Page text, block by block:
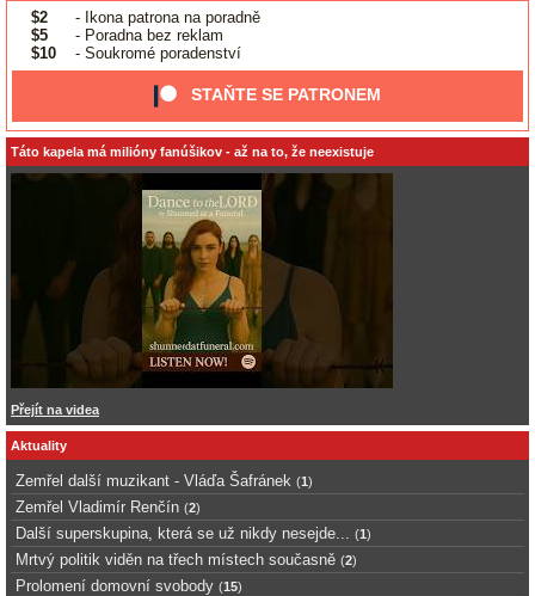
$2
- Ikona patrona na poradně
$5
- Poradna bez reklam
$10
- Soukromé poradenství
STAŇTE SE PATRONEM
Táto kapela má milióny fanúšikov - až na to, že neexistuje
Přejít na videa
Aktuality
Zemřel další muzikant - Vláďa Šafránek (1)
Zemřel Vladimír Renčín (2)
Další superskupina, která se už nikdy nesejde... (1)
Mrtvý politik viděn na třech místech současně (2)
Prolomení domovní svobody (15)